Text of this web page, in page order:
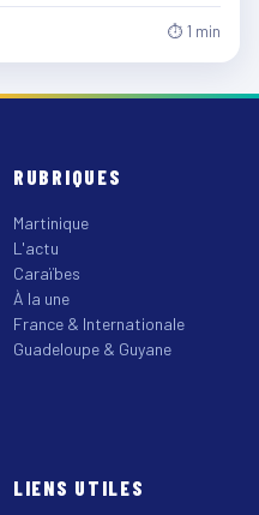
⏱ 1 min
RUBRIQUES
Martinique
L'actu
Caraïbes
À la une
France & Internationale
Guadeloupe & Guyane
LIENS UTILES